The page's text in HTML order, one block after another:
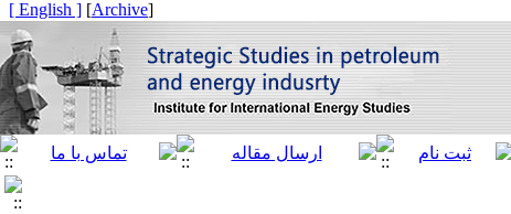
[
Archive
]
[ English ]